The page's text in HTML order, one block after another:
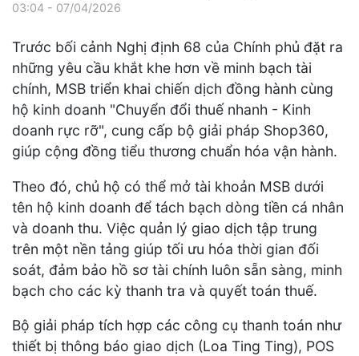
03:04 - 07/04/2026
Trước bối cảnh Nghị định 68 của Chính phủ đặt ra
những yêu cầu khắt khe hơn về minh bạch tài
chính, MSB triển khai chiến dịch đồng hành cùng
hộ kinh doanh "Chuyển đổi thuế nhanh - Kinh
doanh rực rỡ", cung cấp bộ giải pháp Shop360,
giúp cộng đồng tiểu thương chuẩn hóa vận hành.
Theo đó, chủ hộ có thể mở tài khoản MSB dưới
tên hộ kinh doanh để tách bạch dòng tiền cá nhân
và doanh thu. Việc quản lý giao dịch tập trung
trên một nền tảng giúp tối ưu hóa thời gian đối
soát, đảm bảo hồ sơ tài chính luôn sẵn sàng, minh
bạch cho các kỳ thanh tra và quyết toán thuế.
Bộ giải pháp tích hợp các công cụ thanh toán như
thiết bị thông báo giao dịch (Loa Ting Ting), POS